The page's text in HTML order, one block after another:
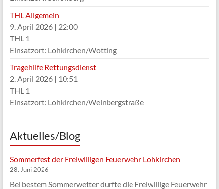
THL Allgemein
9. April 2026| 22:00
THL 1
Einsatzort: Lohkirchen/Wotting
Tragehilfe Rettungsdienst
2. April 2026| 10:51
THL 1
Einsatzort: Lohkirchen/Weinbergstraße
Aktuelles/Blog
Sommerfest der Freiwilligen Feuerwehr Lohkirchen
28. Juni 2026
Bei bestem Sommerwetter durfte die Freiwillige Feuerwehr